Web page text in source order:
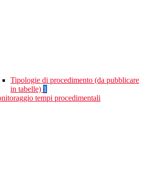
Tipologie di procedimento (da pubblicare
in tabelle) 1
tempi procedimentali